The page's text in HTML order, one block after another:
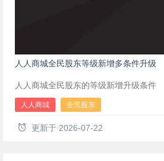
人人商城全民股东等级新增多条件升级
人人商城全民股东的等级新增升级条件
人人商城 全民股东
更新于 2026-07-22